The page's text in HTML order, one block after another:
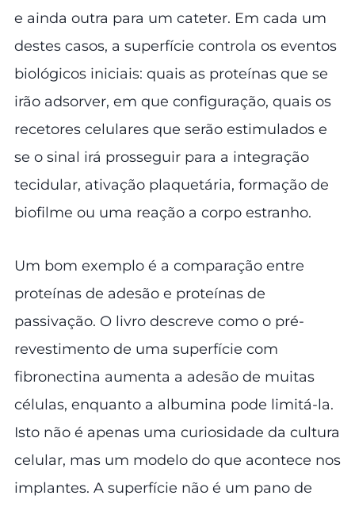
e ainda outra para um cateter. Em cada um
destes casos, a superfície controla os eventos
biológicos iniciais: quais as proteínas que se
irão adsorver, em que configuração, quais os
recetores celulares que serão estimulados e
se o sinal irá prosseguir para a integração
tecidular, ativação plaquetária, formação de
biofilme ou uma reação a corpo estranho.
Um bom exemplo é a comparação entre
proteínas de adesão e proteínas de
passivação. O livro descreve como o pré-
revestimento de uma superfície com
fibronectina aumenta a adesão de muitas
células, enquanto a albumina pode limitá-la.
Isto não é apenas uma curiosidade da cultura
celular, mas um modelo do que acontece nos
implantes. A superfície não é um pano de